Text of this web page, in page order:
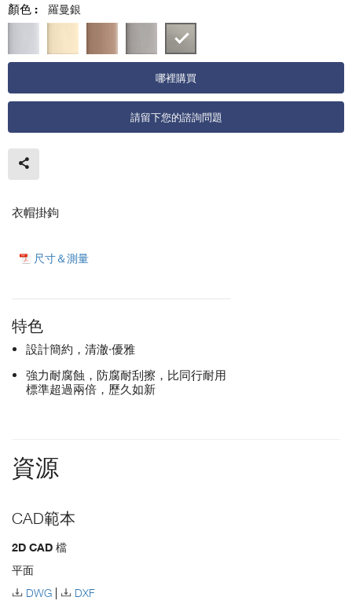
顏色 :
羅曼銀
哪裡購買
請留下您的諮詢問題
衣帽掛鉤
尺寸＆測量
特色
設計簡約，清澈·優雅
強力耐腐蝕，防腐耐刮擦，比同行耐用
標準超過兩倍，歷久如新
資源
CAD範本
2D CAD 檔
平面
DWG
DXF